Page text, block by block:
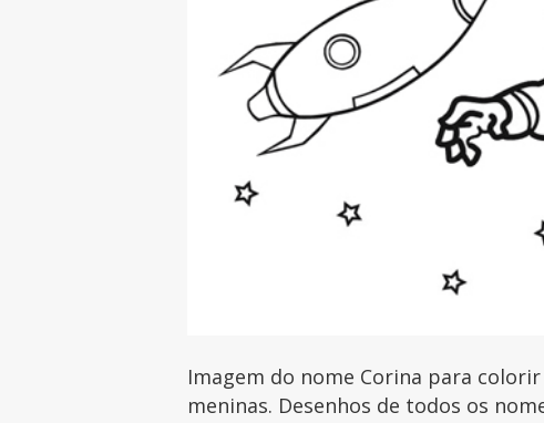
Imagem do nome Corina para
meninas. Desenhos de todos os